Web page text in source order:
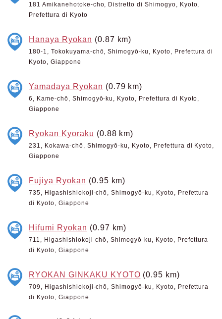
181 Amikanehotoke-cho, Distretto di Shimogyo, Kyoto,
Prefettura di Kyoto
Hanaya Ryokan (0.87 km)
180-1, Tokokuyama-chō, Shimogyō-ku, Kyoto, Prefettura di
Kyoto, Giappone
Yamadaya Ryokan (0.79 km)
6, Kame-chō, Shimogyō-ku, Kyoto, Prefettura di Kyoto,
Giappone
Ryokan Kyoraku (0.88 km)
231, Kokawa-chō, Shimogyō-ku, Kyoto, Prefettura di Kyoto,
Giappone
Fujiya Ryokan (0.95 km)
735, Higashishiokoji-chō, Shimogyō-ku, Kyoto, Prefettura
di Kyoto, Giappone
Hifumi Ryokan (0.97 km)
711, Higashishiokoji-chō, Shimogyō-ku, Kyoto, Prefettura
di Kyoto, Giappone
RYOKAN GINKAKU KYOTO (0.95 km)
709, Higashishiokoji-chō, Shimogyō-ku, Kyoto, Prefettura
di Kyoto, Giappone